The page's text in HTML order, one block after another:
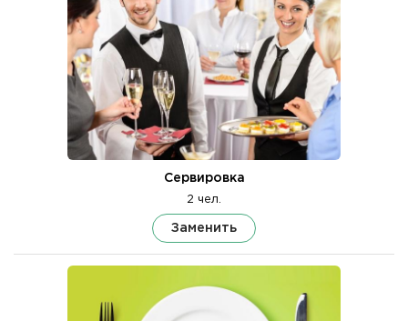
Сервировка
2 чел.
Заменить